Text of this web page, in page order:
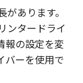
あります。
ンタードライ
報の設定を変
バーを使用で